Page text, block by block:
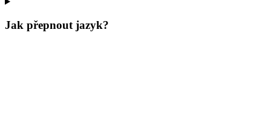
Jak přepnout jazyk?